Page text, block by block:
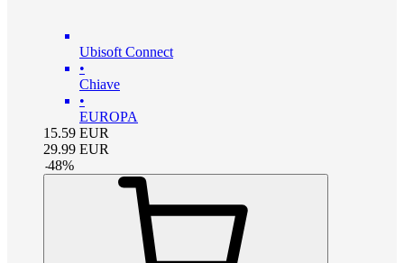
Ubisoft Connect
•
Chiave
•
EUROPA
15.59 EUR
29.99 EUR
-48%